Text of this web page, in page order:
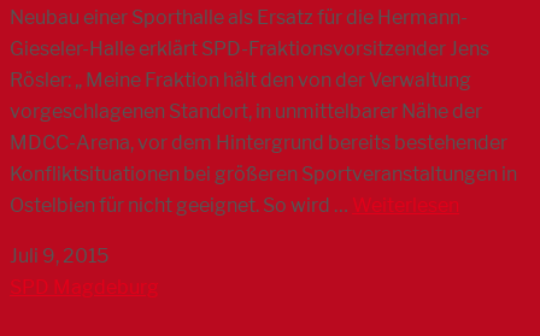
Neubau einer Sporthalle als Ersatz für die Hermann-
Gieseler-Halle erklärt SPD-Fraktionsvorsitzender Jens
Rösler: „ Meine Fraktion hält den von der Verwaltung
vorgeschlagenen Standort, in unmittelbarer Nähe der
MDCC-Arena, vor dem Hintergrund bereits bestehender
Konfliktsituationen bei größeren Sportveranstaltungen in
Ostelbien für nicht geeignet. So wird … Weiterlesen
Juli 9, 2015
SPD Magdeburg